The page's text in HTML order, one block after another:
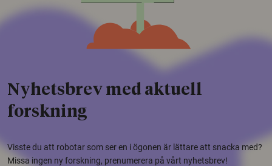
Nyhetsbrev med aktuell
forskning
Visste du att robotar som ser en i ögonen är lättare att snacka med?
Missa ingen ny forskning, prenumerera på vårt nyhetsbrev!